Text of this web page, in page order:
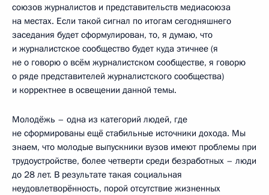
союзов журналистов и представительств медиасоюза
на местах. Если такой сигнал по итогам сегодняшнего
заседания будет сформулирован, то, я думаю, что
и журналистское сообщество будет куда этичнее (я
не о говорю о всём журналистском сообществе, я говорю
о ряде представителей журналистского сообщества)
и корректнее в освещении данной темы.
Молодёжь – одна из категорий людей, где
не сформированы ещё стабильные источники дохода. Мы
знаем, что молодые выпускники вузов имеют проблемы при
трудоустройстве, более четверти среди безработных – люди
до 28 лет. В результате такая социальная
неудовлетворённость, порой отсутствие жизненных